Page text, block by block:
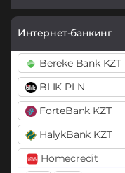
Cosmos (ATOM)
Cronos (CRO)
Curve (CRV)
×
DAI
ERC20
POLYGON
MoneyGo
EUR USD RUB
Neteller
USD EUR
NixMoney
USD
Payeer
USD EUR
Интернет-банкинг
Bereke Bank KZT
BLIK PLN
ForteBank KZT
HalykBank KZT
Homecredit